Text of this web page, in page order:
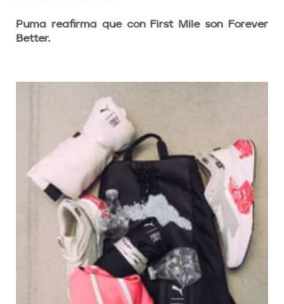
Puma reafirma que con First Mile son Forever
Better.